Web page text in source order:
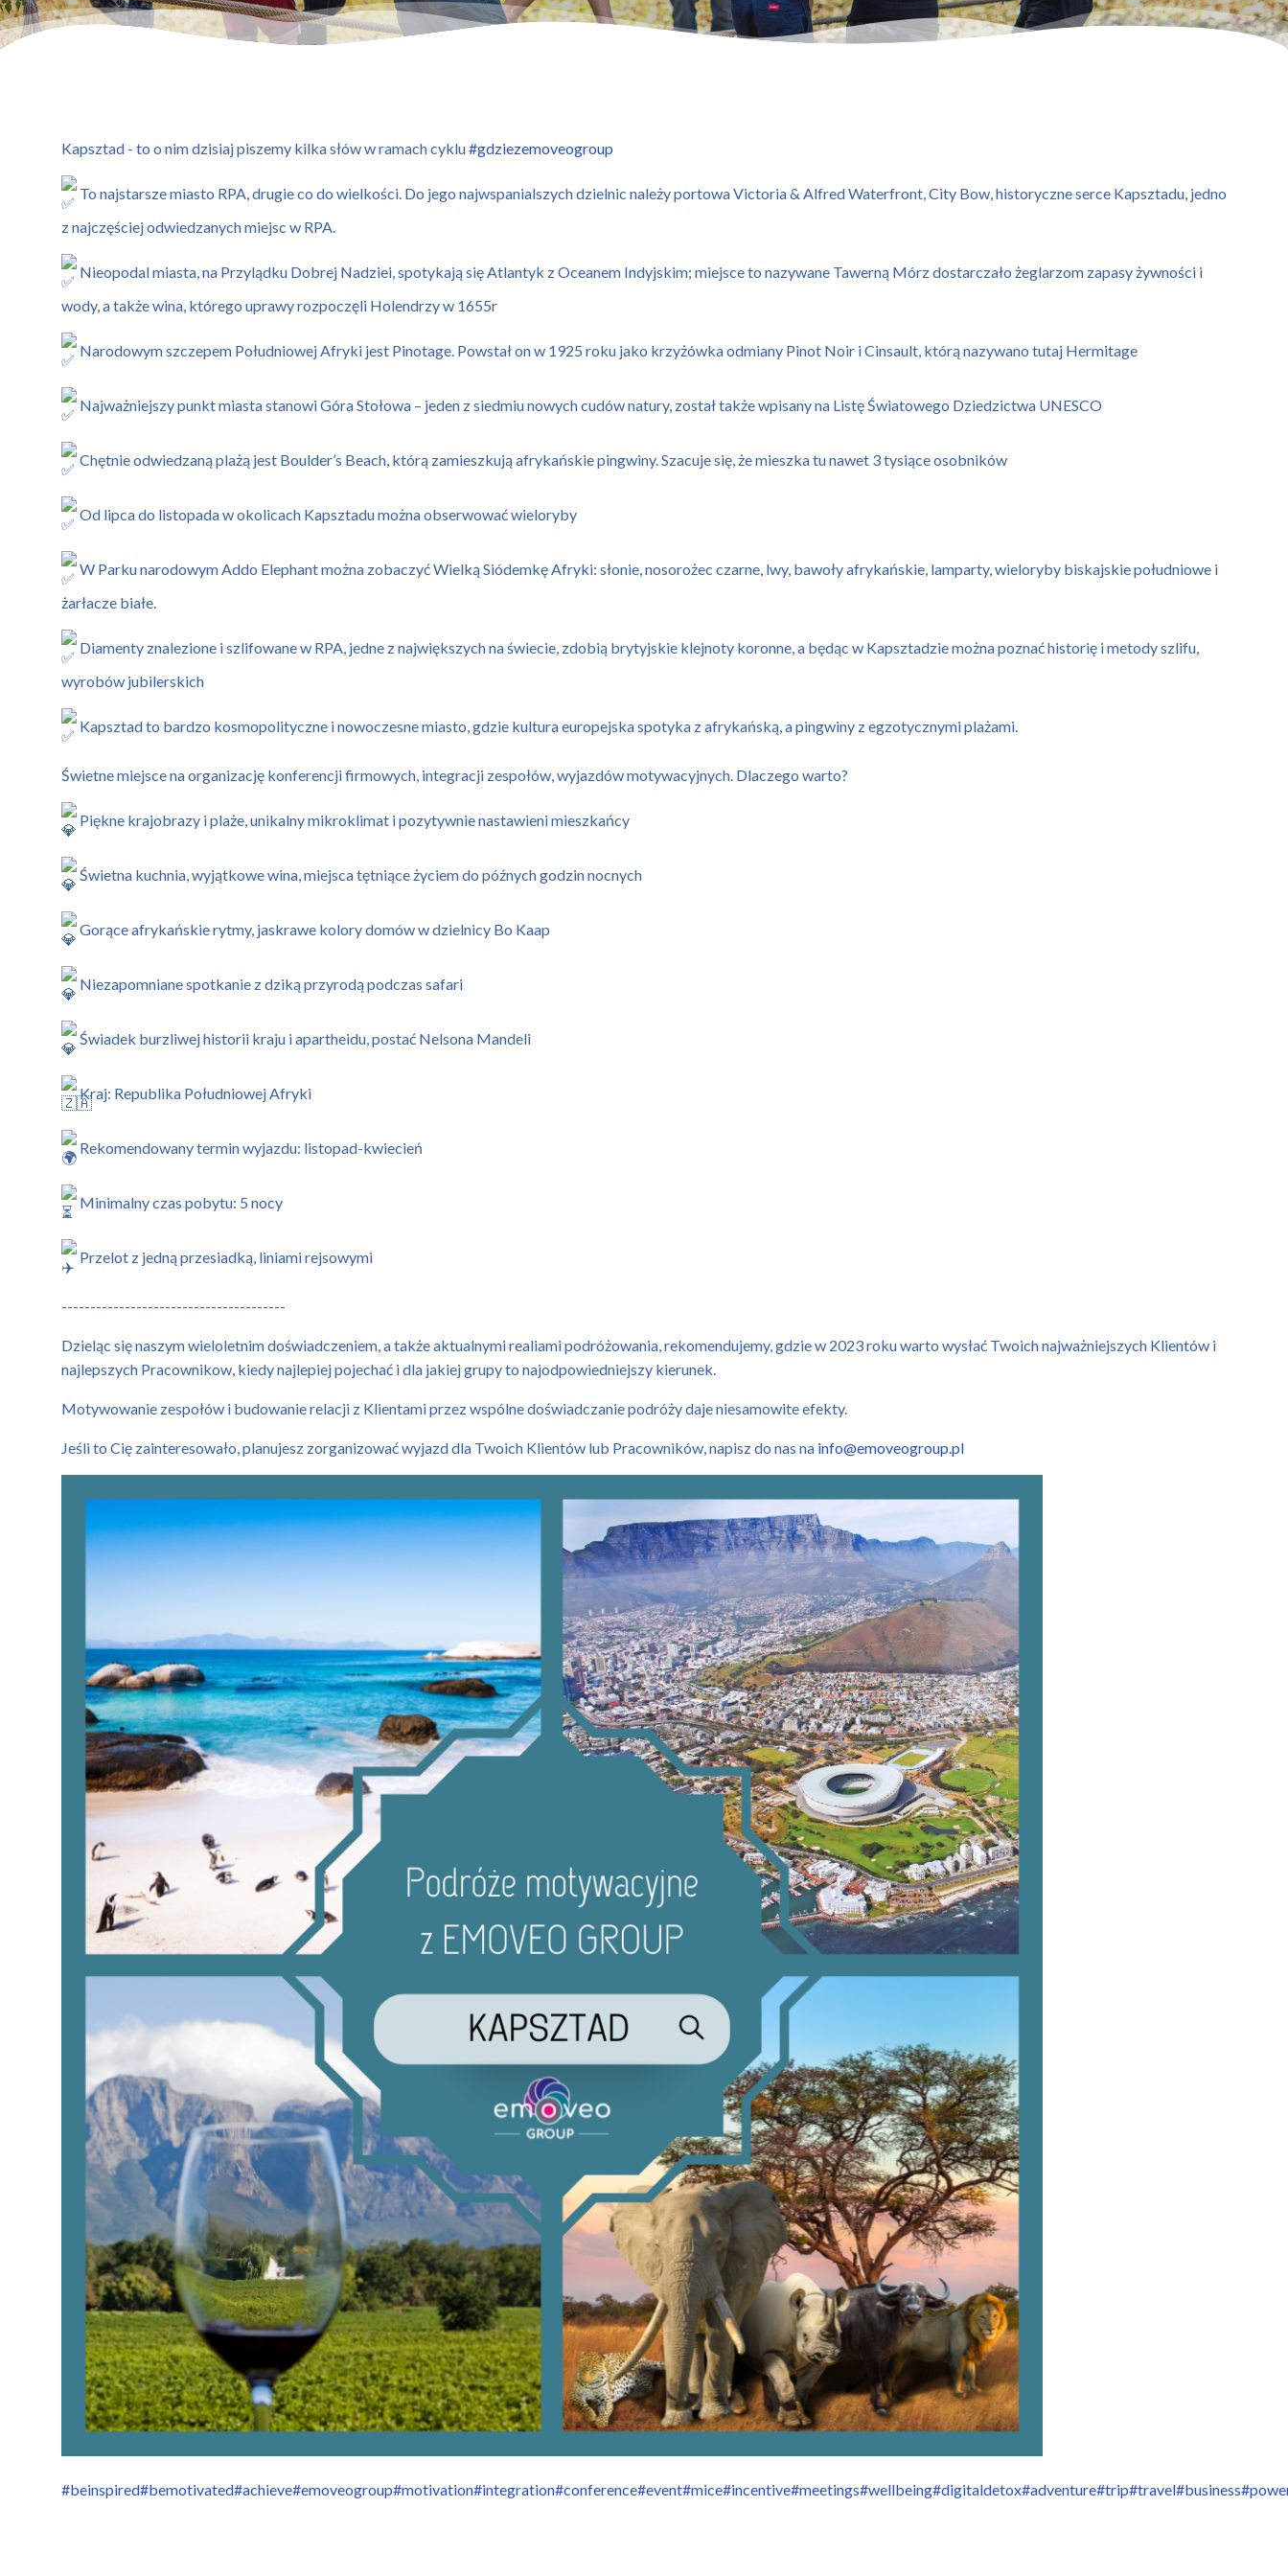
Kapsztad - to o nim dzisiaj piszemy kilka słów w ramach cyklu#gdziezemoveogroup
To najstarsze miasto RPA, drugie co do wielkości. Do jego najwspanialszych dzielnic należy portowa Victoria & Alfred Waterfront, City Bow, historyczne serce Kapsztadu, jedno
z najczęściej odwiedzanych miejsc w RPA.
Nieopodal miasta, na Przylądku Dobrej Nadziei, spotykają się Atlantyk z Oceanem Indyjskim; miejsce to nazywane Tawerną Mórz dostarczało żeglarzom zapasy żywności i
wody, a takżewina, którego uprawy rozpoczęli Holendrzy w 1655r
Narodowym szczepem Południowej Afryki jest Pinotage. Powstał on w 1925 roku jako krzyżówka odmiany Pinot Noir i Cinsault, którą nazywano tutaj Hermitage
Najważniejszy punkt miasta stanowi Góra Stołowa – jeden z siedmiu nowych cudów natury, został także wpisany na Listę Światowego Dziedzictwa UNESCO
Chętnie odwiedzaną plażą jest Boulder’s Beach, którą zamieszkują afrykańskie pingwiny. Szacuje się, że mieszka tu nawet 3 tysiące osobników
Od lipca do listopada w okolicach Kapsztadu można obserwować wieloryby
W Parku narodowym Addo Elephant można zobaczyć Wielką Siódemkę Afryki: słonie, nosorożec czarne, lwy, bawoły afrykańskie, lamparty, wieloryby biskajskie południowe i
żarłacze białe.
Diamenty znalezione i szlifowane w RPA, jedne z największych na świecie, zdobią brytyjskie klejnoty koronne, a będąc w Kapsztadzie można poznać historię i metody szlifu,
wyrobów jubilerskich
Kapsztad to bardzo kosmopolityczne i nowoczesne miasto, gdzie kultura europejska spotyka z afrykańską, a pingwiny z egzotycznymi plażami.
Świetne miejsce na organizację konferencji firmowych, integracji zespołów, wyjazdów motywacyjnych. Dlaczego warto?
Piękne krajobrazy i plaże, unikalny mikroklimat i pozytywnie nastawieni mieszkańcy
Świetna kuchnia, wyjątkowe wina, miejsca tętniące życiem do późnych godzin nocnych
Gorące afrykańskie rytmy, jaskrawe kolory domów w dzielnicy Bo Kaap
Niezapomniane spotkanie z dziką przyrodą podczas safari
Świadek burzliwej historii kraju i apartheidu, postać Nelsona Mandeli
Kraj: Republika Południowej Afryki
Rekomendowany termin wyjazdu: listopad-kwiecień
Minimalny czas pobytu: 5 nocy
Przelot z jedną przesiadką, liniami rejsowymi
---------------------------------------
Dzieląc się naszym wieloletnim doświadczeniem, a także aktualnymi realiami podróżowania, rekomendujemy, gdzie w 2023 roku warto wysłać Twoich najważniejszych Klientów i
najlepszych Pracownikow, kiedy najlepiej pojechać i dla jakiej grupy to najodpowiedniejszy kierunek.
Motywowanie zespołów i budowanie relacji z Klientami przez wspólne doświadczanie podróży daje niesamowite efekty.
Jeśli to Cię zainteresowało, planujesz zorganizować wyjazd dla Twoich Klientów lub Pracowników, napisz do nas na info@emoveogroup.pl
#beinspired#bemotivated#achieve#emoveogroup#motivation#integration#conference#event#mice#incentive#meetings#wellbeing#digitaldetox#adventure#trip#travel#business